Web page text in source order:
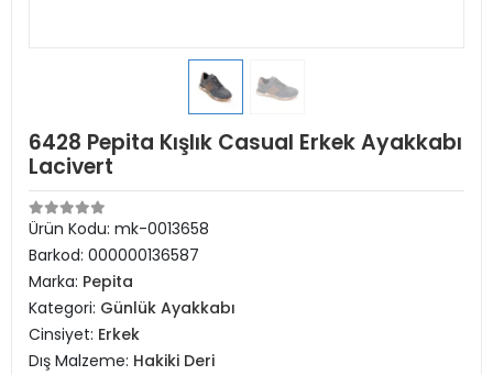
6428 Pepita Kışlık Casual Erkek Ayakkabı
Lacivert
Ürün Kodu: mk-0013658
Barkod: 000000136587
Marka: Pepita
Kategori: Günlük Ayakkabı
Cinsiyet: Erkek
Dış Malzeme: Hakiki Deri